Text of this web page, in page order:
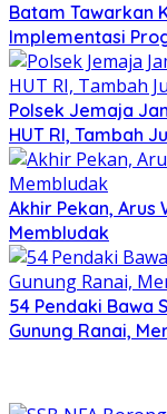
Batam Tawarkan
Implementasi
Polsek Jemaja
HUT RI, Tambah
Akhir Pekan, Arus
Membludak
54 Pendaki Bawa
Gunung Ranai,